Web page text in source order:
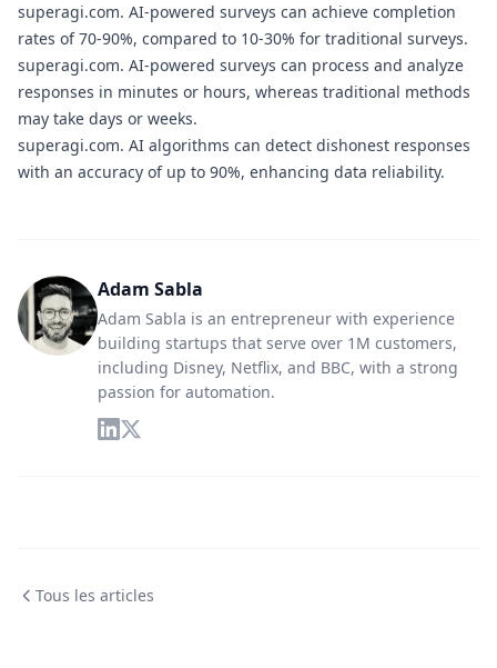
superagi.com. AI-powered surveys can achieve completion
rates of 70-90%, compared to 10-30% for traditional surveys.
superagi.com. AI-powered surveys can process and analyze
responses in minutes or hours, whereas traditional methods
may take days or weeks.
superagi.com. AI algorithms can detect dishonest responses
with an accuracy of up to 90%, enhancing data reliability.
Adam Sabla
Adam Sabla is an entrepreneur with experience
building startups that serve over 1M customers,
including Disney, Netflix, and BBC, with a strong
passion for automation.
Tous les articles